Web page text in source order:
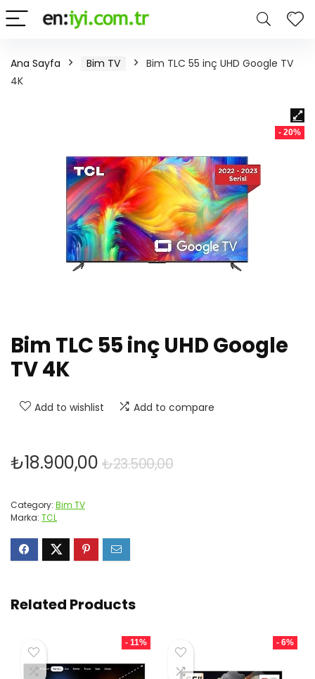
Ana Sayfa Bim TV
Bim TLC 55 inç UHD Google TV
4K
- 20%
Bim TLC 55 inç UHD Google
TV 4K
Add to wishlist Add to compare
₺23.500,00Orijinal
₺18.900,00
Şu
Category: Bim TV
Marka: TCL
Related Products
- 11% - 6%